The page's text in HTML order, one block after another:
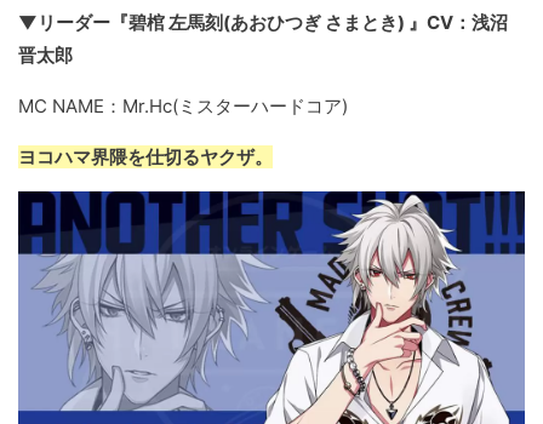
▼リーダー『碧棺 左馬刻(あおひつぎ さまとき) 』CV：浅沼
晋太郎
MC NAME：Mr.Hc(ミスターハードコア)
ヨコハマ界隈を仕切るヤクザ。